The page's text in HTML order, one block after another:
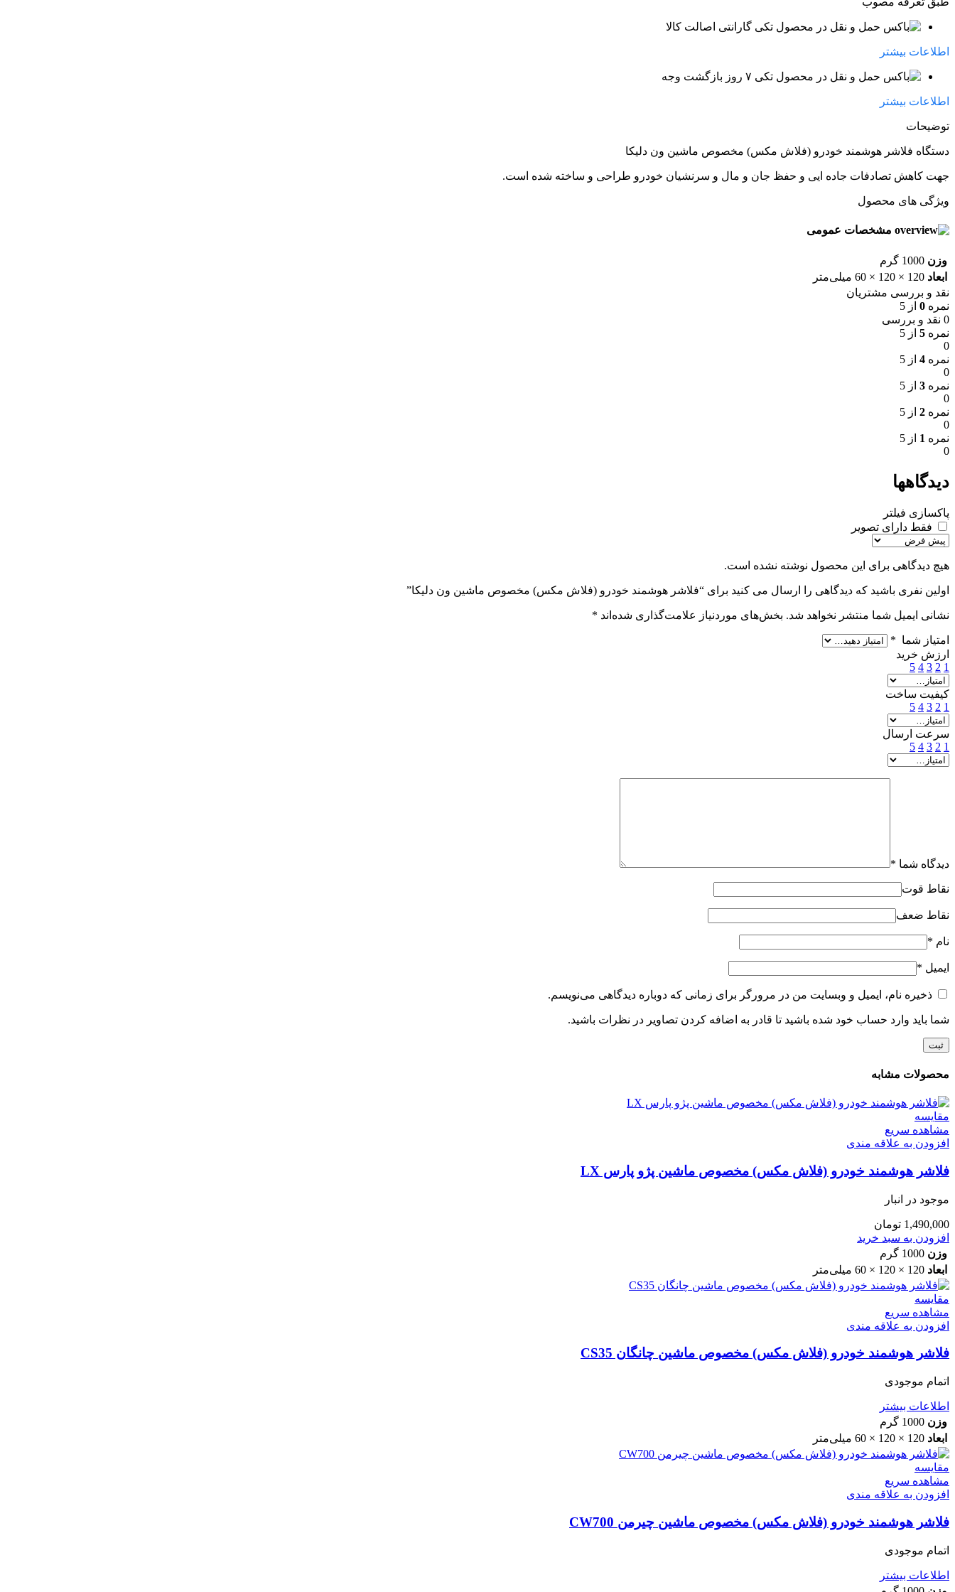
گارانتی اصالت کالا
اطلاعات بیشتر
۷ روز بازگشت وجه
اطلاعات بیشتر
توضیحات
دستگاه فلاشر هوشمند خودرو (فلاش مکس) مخصوص ماشین ون دلیکا
جهت کاهش تصادفات جاده ایی و حفظ جان و مال و سرنشیان خودرو طراحی و ساخته شده است.
ویژگی های محصول
مشخصات عمومی
وزن 1000 گرم
ابعاد 120 × 120 × 60 میلی‌متر
نقد و بررسی مشتریان
نمره 0 از 5
0 نقد و بررسی
نمره 5 از 5
0
نمره 4 از 5
0
نمره 3 از 5
0
نمره 2 از 5
0
نمره 1 از 5
0
دیدگاهها
پاکسازی فیلتر
فقط دارای تصویر
هیچ دیدگاهی برای این محصول نوشته نشده است.
اولین نفری باشید که دیدگاهی را ارسال می کنید برای “فلاشر هوشمند خودرو (فلاش مکس) مخصوص ماشین ون دلیکا”
نشانی ایمیل شما منتشر نخواهد شد. بخش‌های موردنیاز علامت‌گذاری شده‌اند *
امتیاز شما *
ارزش خرید
1
2
3
4
5
کیفیت ساخت
1
2
3
4
5
سرعت ارسال
1
2
3
4
5
دیدگاه شما *
نقاط قوت
نقاط ضعف
نام *
ایمیل *
ذخیره نام، ایمیل و وبسایت من در مرورگر برای زمانی که دوباره دیدگاهی می‌نویسم.
شما باید وارد حساب خود شده باشید تا قادر به اضافه کردن تصاویر در نظرات باشید.
محصولات مشابه
مقایسه
مشاهده سریع
افزودن به علاقه مندی
فلاشر هوشمند خودرو (فلاش مکس) مخصوص ماشین پژو پارس LX
موجود در انبار
1,490,000 تومان
افزودن به سبد خرید
وزن 1000 گرم
ابعاد 120 × 120 × 60 میلی‌متر
مقایسه
مشاهده سریع
افزودن به علاقه مندی
فلاشر هوشمند خودرو (فلاش مکس) مخصوص ماشین چانگان CS35
اتمام موجودی
اطلاعات بیشتر
وزن 1000 گرم
ابعاد 120 × 120 × 60 میلی‌متر
مقایسه
مشاهده سریع
افزودن به علاقه مندی
فلاشر هوشمند خودرو (فلاش مکس) مخصوص ماشین چیرمن CW700
اتمام موجودی
اطلاعات بیشتر